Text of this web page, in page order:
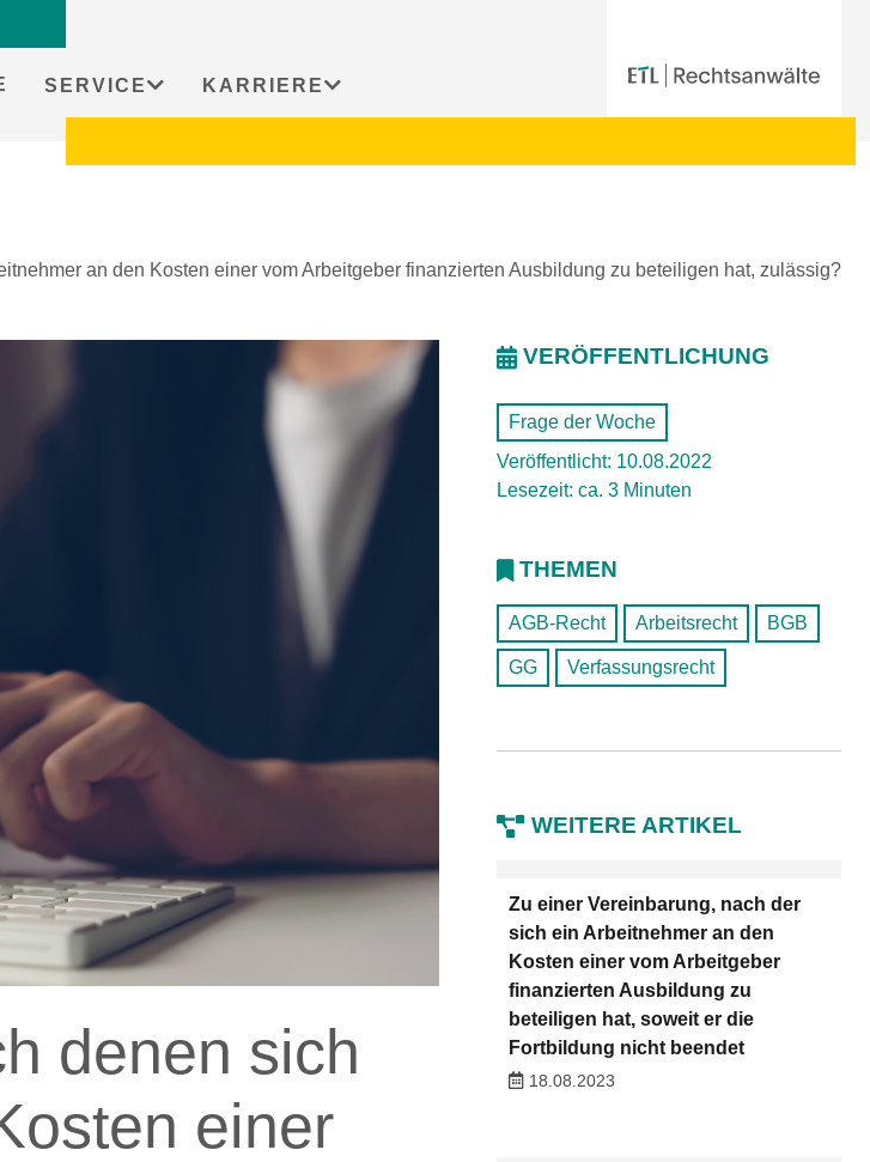
SERVICE KARRIERE
an den Kosten einer vom Arbeitgeber finanzierten Ausbildung zu beteiligen hat, zulässig?
denen sich
einer
VERÖFFENTLICHUNG
Frage der Woche
Veröffentlicht: 10.08.2022
Lesezeit: ca. 3 Minuten
THEMEN
AGB-Recht Arbeitsrecht BGB
GG Verfassungsrecht
WEITERE ARTIKEL
Zu einer Vereinbarung, nach der
sich ein Arbeitnehmer an den
Kosten einer vom Arbeitgeber
finanzierten Ausbildung zu
beteiligen hat, soweit er die
Fortbildung nicht beendet
18.08.2023